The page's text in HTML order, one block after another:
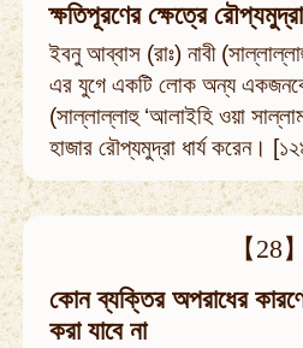
ক্ষতিপূরণের ক্ষেত্রে
ইবনু আব্বাস (রাঃ) নাবী
এর যুগে একটি লোক অন্য
(সাল্লাল্লাহু ‘আলাইহি ওয়া
হাজার রৌপ্যমুদ্রা ধার্য করেন।
【28】
কোন ব্যক্তির অপরাধের
করা যাবে না